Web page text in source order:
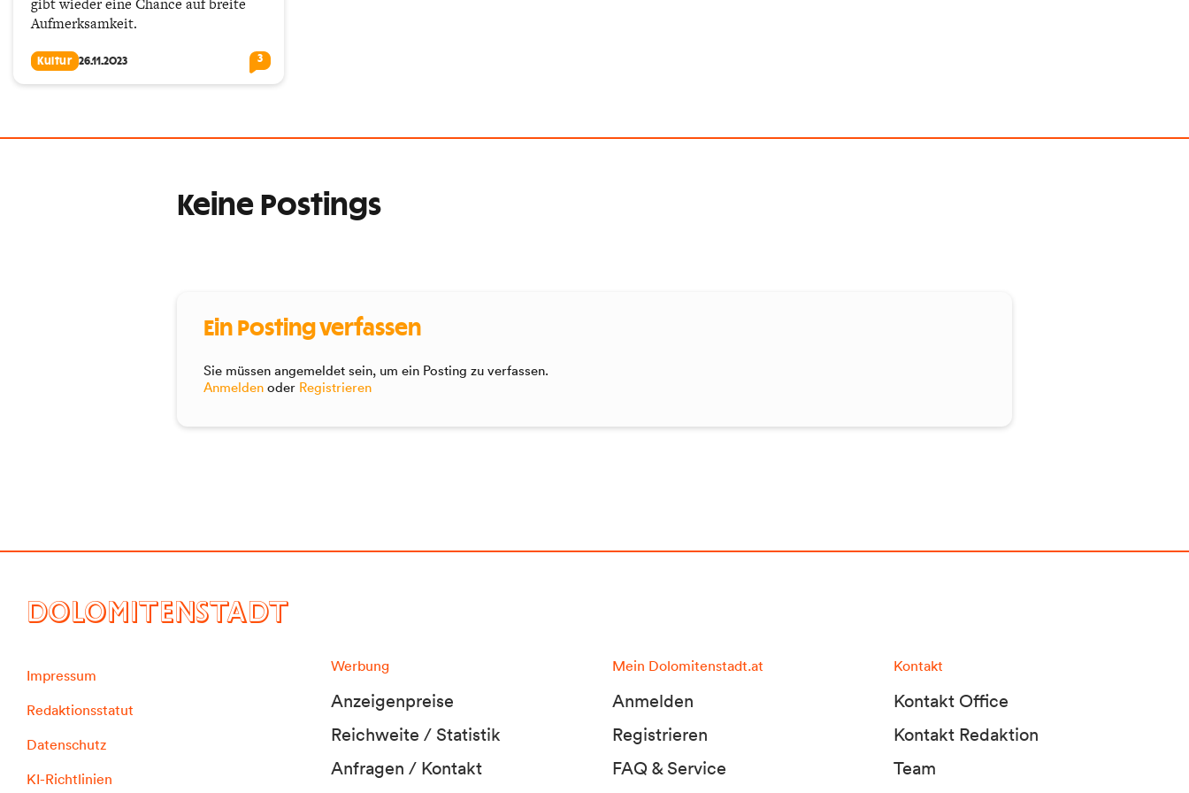
Aufmerksamkeit.
Kultur 26.11.2023 3
Keine Postings
Ein Posting verfassen
Sie müssen angemeldet sein, um ein Posting zu verfassen.
Anmelden oder Registrieren
DOLOMITENSTADT
Impressum
Redaktionsstatut
Datenschutz
KI-Richtlinien
Werbung
Anzeigenpreise
Reichweite / Statistik
Anfragen / Kontakt
Mein Dolomitenstadt.at
Anmelden
Registrieren
FAQ & Service
Kontakt
Kontakt Office
Kontakt Redaktion
Team